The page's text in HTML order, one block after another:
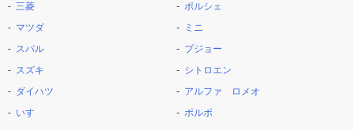
三菱
マツダ
スバル
スズキ
ダイハツ
いすゞ
ポルシェ
ミニ
プジョー
シトロエン
アルファ ロメオ
ボルボ